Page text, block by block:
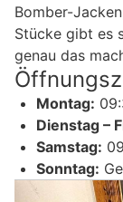
Bomber-
Stücke gibt es
genau das
Montag:
Dienstag –
Samstag:
Sonntag: